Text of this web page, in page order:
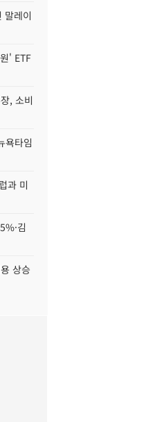
말레이
' ETF
, 소비
욕타임
과 미
김
상승